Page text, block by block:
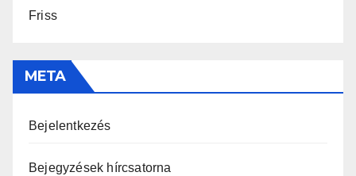
Friss
META
Bejelentkezés
Bejegyzések hírcsatorna